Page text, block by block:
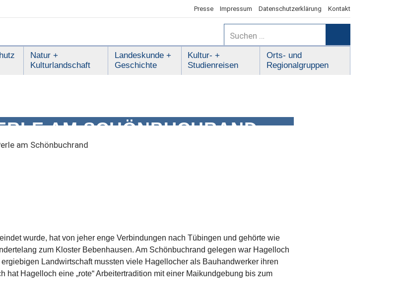
Presse Impressum Datenschutzerklärung Kontakt
Suchen
nach:
Natur +
Kulturlandschaft
Landeskunde +
Geschichte
Kultur- +
Studienreisen
Orts- und
Regionalgruppen
AM SCHÖNBUCHRAND
am Schönbuchrand
wurde, hat von jeher enge Verbindungen nach Tübingen und gehörte wie
zum Kloster Bebenhausen. Am Schönbuchrand gelegen war Hagelloch
Landwirtschaft mussten viele Hagellocher als Bauhandwerker ihren
hat Hagelloch eine „rote“ Arbeitertradition mit einer Maikundgebung bis zum